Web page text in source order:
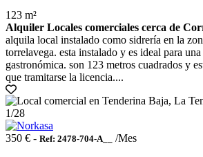
123 m²
Alquiler Locales comerciales cerca de
alquila local instalado como sidrería en la
torrelavega. esta instalado y es ideal para una
gastronómica. son 123 metros cuadrados y
que tramitarse la licencia....
1/28
350 € - Ref: 2478-704-A__ /Mes